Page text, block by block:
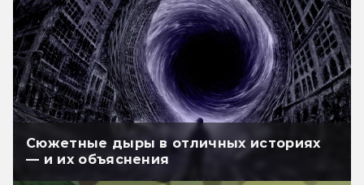
Сюжетные дыры в отличных историях
— и их объяснения